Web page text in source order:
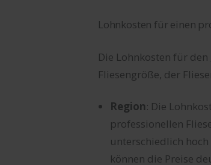
Lohnkosten für einen
Die Lohnkosten für den
Fliesengröße, der
Region: Die
professionellen
unterschiedlich
können die Preise